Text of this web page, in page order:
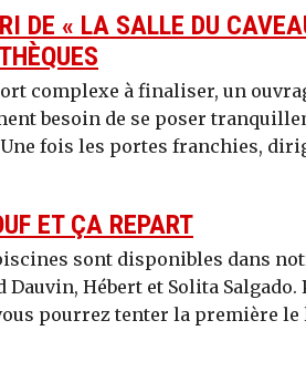
DE « LA SALLE DU
complexe à finaliser, un
besoin de se poser
fois les portes franchies,
ET ÇA REPART
sont disponibles dans
Dauvin, Hébert et Solita
pourrez tenter la première le